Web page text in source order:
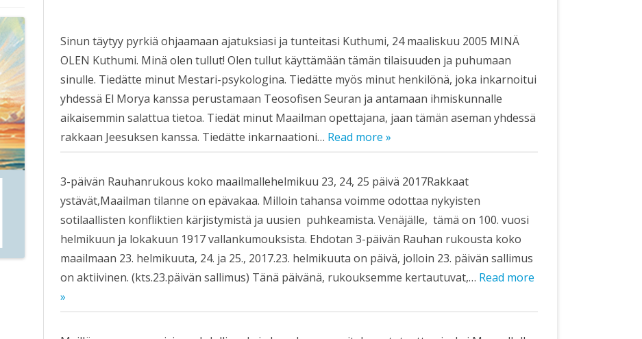
KIRJAT
Sinun täytyy pyrkiä ohjaamaan ajatuksiasi ja tunteitasi Kuthumi, 24 maaliskuu 2005 MINÄ
OLEN Kuthumi. Minä olen tullut! Olen tullut käyttämään tämän tilaisuuden ja puhumaan
sinulle. Tiedätte minut Mestari-psykologina. Tiedätte myös minut henkilönä, joka inkarnoitui
yhdessä El Morya kanssa perustamaan Teosofisen Seuran ja antamaan ihmiskunnalle
aikaisemmin salattua tietoa. Tiedät minut Maailman opettajana, jaan tämän aseman yhdessä
rakkaan Jeesuksen kanssa. Tiedätte inkarnaationi… Read more »
3-päivän Rauhanrukous koko maailmallehelmikuu 23, 24, 25 päivä 2017Rakkaat
ystävät,Maailman tilanne on epävakaa. Milloin tahansa voimme odottaa nykyisten
sotilaallisten konfliktien kärjistymistä ja uusien puhkeamista. Venäjälle, tämä on 100. vuosi
helmikuun ja lokakuun 1917 vallankumouksista. Ehdotan 3-päivän Rauhan rukousta koko
maailmaan 23. helmikuuta, 24. ja 25., 2017.23. helmikuuta on päivä, jolloin 23. päivän sallimus
on aktiivinen. (kts.23.päivän sallimus) Tänä päivänä, rukouksemme kertautuvat,… Read more
»